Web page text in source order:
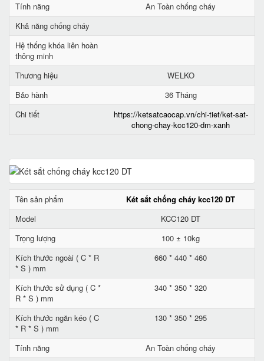
Tính năng
An Toàn chống cháy
Khả năng chống cháy
Hệ thống khóa liên hoàn
thông minh
Thương hiệu
WELKO
Bảo hành
36 Tháng
Chi tiết
https://ketsatcaocap.vn/chi-tiet/ket-sat-
chong-chay-kcc120-dm-xanh
Tên sản phẩm
Két sắt chống cháy kcc120 DT
Model
KCC120 DT
Trọng lượng
100 ± 10kg
Kích thước ngoài ( C * R
* S ) mm
660 * 440 * 460
Kích thước sử dụng ( C *
R * S ) mm
340 * 350 * 320
Kích thước ngăn kéo ( C
* R * S ) mm
130 * 350 * 295
Tính năng
An Toàn chống cháy